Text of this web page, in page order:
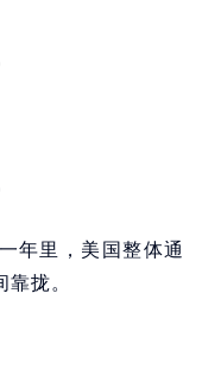
年里，美国整体通
拢。